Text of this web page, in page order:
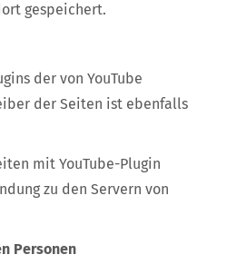
gespeichert.
der von YouTube
der Seiten ist ebenfalls
mit YouTube-Plugin
zu den Servern von
Personen